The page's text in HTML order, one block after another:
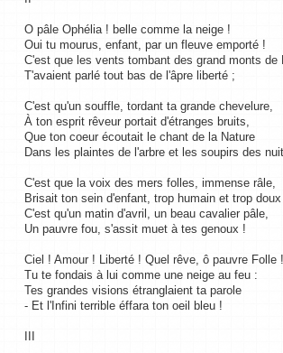
O pâle Ophélia ! belle comme la neige !
Oui tu mourus, enfant, par un fleuve emporté !
C'est que les vents tombant des grand monts de
T'avaient parlé tout bas de l'âpre liberté ;
C'est qu'un souffle, tordant ta grande chevelure,
À ton esprit rêveur portait d'étranges bruits,
Que ton coeur écoutait le chant de la Nature
Dans les plaintes de l'arbre et les soupirs des
C'est que la voix des mers folles, immense râle,
Brisait ton sein d'enfant, trop humain et trop
C'est qu'un matin d'avril, un beau cavalier pâle,
Un pauvre fou, s'assit muet à tes genoux !
Ciel ! Amour ! Liberté ! Quel rêve, ô pauvre Folle !
Tu te fondais à lui comme une neige au feu :
Tes grandes visions étranglaient ta parole
- Et l'Infini terrible éffara ton oeil bleu !